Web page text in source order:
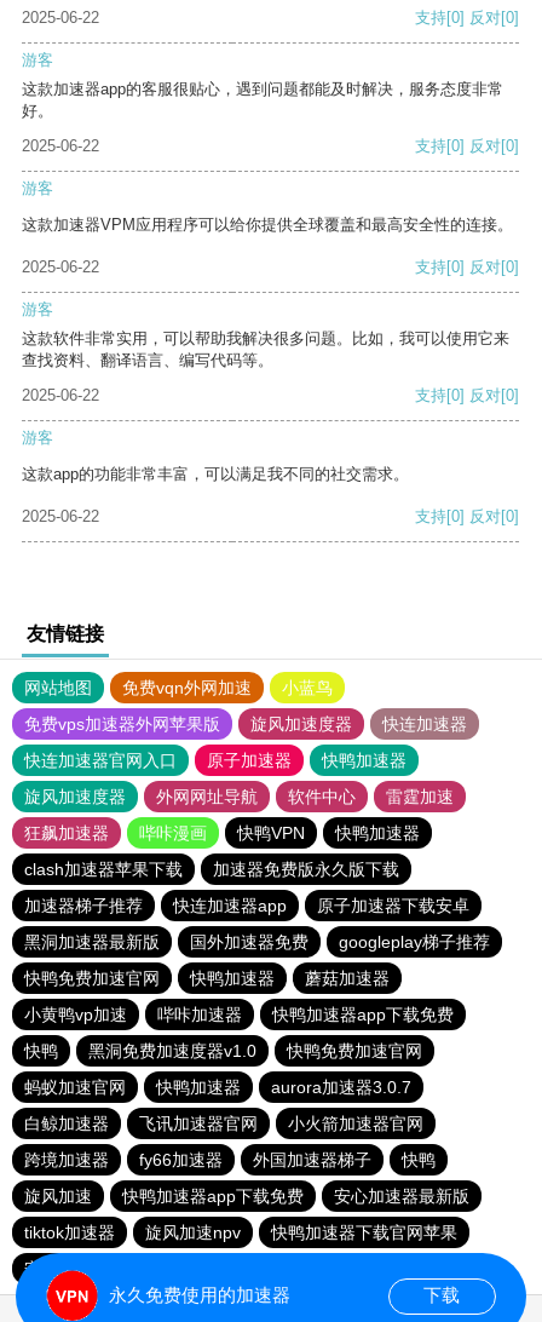
2025-06-22
支持[0] 反对[0]
游客
这款加速器app的客服很贴心，遇到问题都能及时解决，服务态度非常
好。
2025-06-22
支持[0] 反对[0]
游客
这款加速器VPM应用程序可以给你提供全球覆盖和最高安全性的连接。
2025-06-22 支持[0] 反对[0]
游客
这款软件非常实用，可以帮助我解决很多问题。比如，我可以使用它来
查找资料、翻译语言、编写代码等。
2025-06-22
支持[0] 反对[0]
游客
这款app的功能非常丰富，可以满足我不同的社交需求。
2025-06-22 支持[0] 反对[0]
友情链接
网站地图 免费vqn外网加速
小蓝鸟
免费vps加速器外网苹果版
旋风加速度器
快连加速器
快连加速器官网入口
原子加速器
快鸭加速器
旋风加速度器
外网网址导航 软件中心
雷霆加速
狂飙加速器
哔咔漫画 快鸭VPN
快鸭加速器
clash加速器苹果下载
加速器免费版永久版下载
加速器梯子推荐
快连加速器app
原子加速器下载安卓
黑洞加速器最新版
国外加速器免费
googleplay梯子推荐
快鸭免费加速官网
快鸭加速器
蘑菇加速器
小黄鸭vp加速
哔咔加速器
快鸭加速器app下载免费
快鸭
黑洞免费加速度器v1.0
快鸭免费加速官网
蚂蚁加速官网
快鸭加速器
aurora加速器3.0.7
白鲸加速器
飞讯加速器官网
小火箭加速器官网
跨境加速器
fy66加速器 外国加速器梯子
快鸭
旋风加速
快鸭加速器app下载免费
安心加速器最新版
tiktok加速器
旋风加速npv
快鸭加速器下载官网苹果
安易加速器apk
永久免费使用的加速器 下载